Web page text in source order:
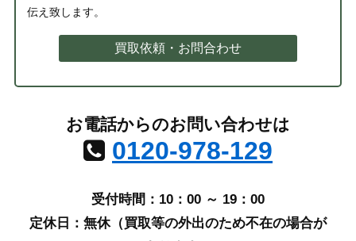
伝え致します。
買取依頼・お問合わせ
お電話からのお問い合わせは
0120-978-129
受付時間：10：00 ～ 19：00
定休日：無休（買取等の外出のため不在の場合が